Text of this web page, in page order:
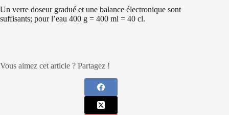
Un verre doseur gradué et une balance électronique sont
suffisants; pour l’eau 400 g = 400 ml = 40 cl.
Vous aimez cet article ? Partagez !